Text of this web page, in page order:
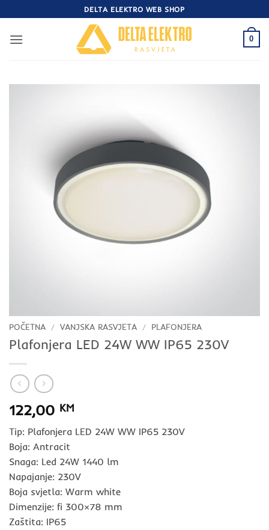
to
content
DELTA ELEKTRO WEB SHOP
0
POČETNA / VANJSKA RASVJETA / PLAFONJERA
Plafonjera LED 24W WW IP65 230V
122,00 KM
Tip: Plafonjera LED 24W WW IP65 230V
Boja: Antracit
Snaga: Led 24W 1440 lm
Napajanje: 230V
Boja svjetla: Warm white
Dimenzije: fi 300×78 mm
Zaštita: IP65